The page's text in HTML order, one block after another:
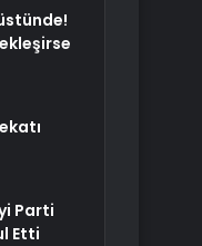
Parti
Etti